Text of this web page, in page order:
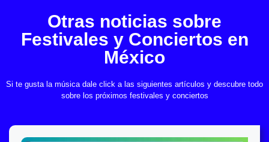
Otras noticias sobre
Festivales y Conciertos en
México
Si te gusta la música dale click a las siguientes artículos y descubre todo
sobre los próximos festivales y conciertos